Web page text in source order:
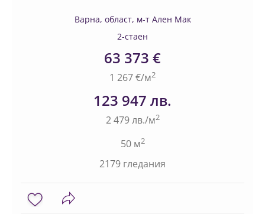
Варна, област, м-т Ален Мак
2-стаен
63 373 €
1 267 €/м2
123 947 лв.
2 479 лв./м2
50 м2
2179 гледания